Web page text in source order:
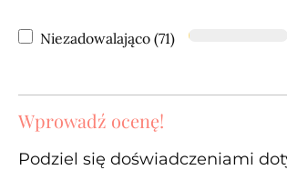
Niezadowalająco (71)
Wprowadź ocenę!
Podziel się doświadczeniami